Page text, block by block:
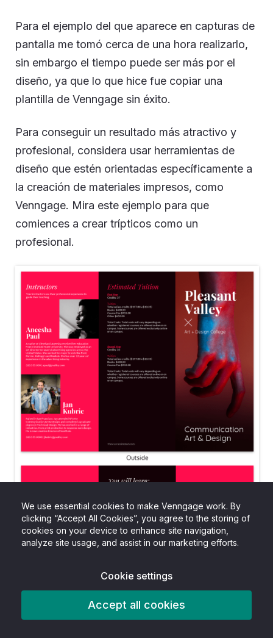
We use essential cookies to make Venngage work. By
clicking “Accept All Cookies”, you agree to the storing of
cookies on your device to enhance site navigation,
analyze site usage, and assist in our marketing efforts.
Cookie settings
Accept all cookies
Para el ejemplo del que aparece en capturas de
pantalla me tomó cerca de una hora realizarlo,
sin embargo el tiempo puede ser más por el
diseño, ya que lo que hice fue copiar una
plantilla de Venngage sin éxito.
Para conseguir un resultado más atractivo y
profesional, considera usar herramientas de
diseño que estén orientadas específicamente a
la creación de materiales impresos, como
Venngage. Mira este ejemplo para que
comiences a crear trípticos como un
profesional.